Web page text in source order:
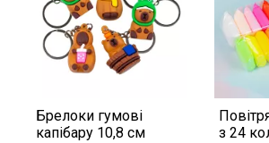
Брелоки гумові
капібару 10,8 см
з 24